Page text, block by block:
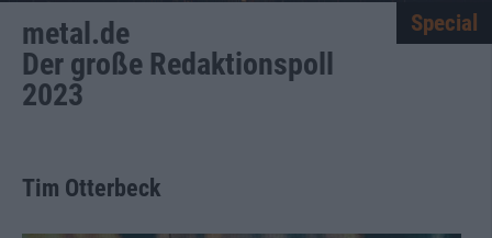
metal.de
Der große Redaktionspoll
2023
Special
Tim Otterbeck